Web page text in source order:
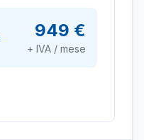
949 €
+ IVA / mese